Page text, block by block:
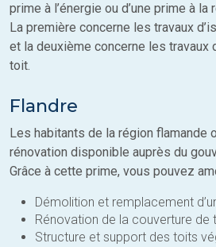
prime à l’énergie ou d’une prime à la
La première concerne les travaux
et la deuxième concerne les travaux
toit.
Flandre
Les habitants de la région flamande
rénovation disponible auprès du
Grâce à cette prime, vous pouvez
Démolition et remplacement
Rénovation de la couverture de
Structure et support des toits